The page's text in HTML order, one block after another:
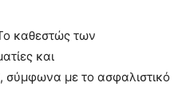
καθεστώς των
και
σύμφωνα με το ασφαλιστικό